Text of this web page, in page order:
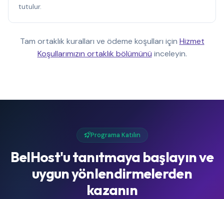
tutulur.
Tam ortaklık kuralları ve ödeme koşulları için Hizmet
Koşullarımızın ortaklık bölümünü inceleyin.
Programa Katılın
BelHost'u tanıtmaya başlayın ve
uygun yönlendirmelerden
kazanın